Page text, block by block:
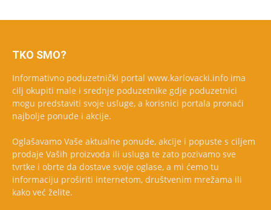
TKO SMO?
Informativno poduzetnički portal www.karlovacki.info ima
cilj okupiti male i srednje poduzetnike gdje poduzetnici
mogu predstaviti svoje usluge, a korisnici portala pronaći
najbolje ponude i akcije.
Oglašavamo Vaše aktualne ponude, akcije i popuste s ciljem
prodaje Vaših proizvoda ili usluga te zato pozivamo sve
tvrtke i obrte da dostave svoje oglase, a mi ćemo tu
informaciju proširiti internetom, društvenim mrežama ili
kako već želite.